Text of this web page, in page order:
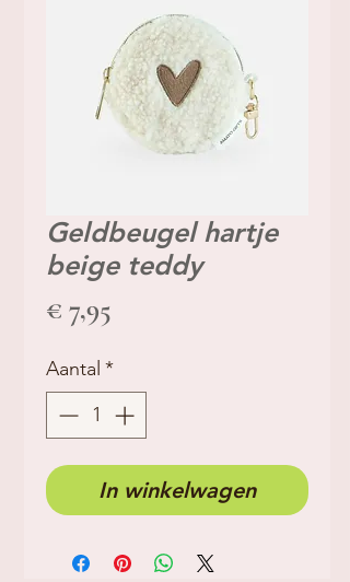
Geldbeugel hartje
beige teddy
€ 7,95
Aantal *
In winkelwagen